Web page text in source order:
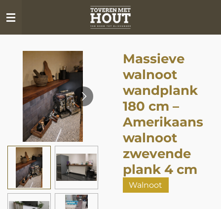
direct
naar
Massieve
walnoot
wandplank
180 cm –
Amerikaans
walnoot
zwevende
plank 4 cm
Walnoot